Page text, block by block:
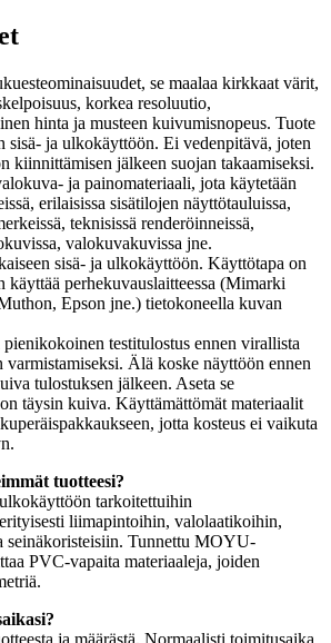
se maalaa kirkkaat värit,
korkea resoluutio,
hinta ja musteen kuivumisnopeus. Tuote
sisä- ja ulkokäyttöön. Ei vedenpitävä, joten
kiinnittämisen jälkeen suojan takaamiseksi.
ja painomateriaali, jota käytetään
erilaisissa sisätilojen näyttötauluissa,
teknisissä renderöinneissä,
valokuvakuvissa jne.
sisä- ja ulkokäyttöön. Käyttötapa on
käyttää perhekuvauslaitteessa (Mimarki
Epson jne.) tietokoneella kuvan
pienikokoinen testitulostus ennen virallista
varmistamiseksi. Älä koske näyttöön ennen
tulostuksen jälkeen. Aseta se
täysin kuiva. Käyttämättömät materiaalit
jotta kosteus ei vaikuta
tuotteesi?
tarkoitettuihin
liimapintoihin, valolaatikoihin,
seinäkoristeisiin. Tunnettu MOYU-
PVC-vapaita materiaaleja, joiden